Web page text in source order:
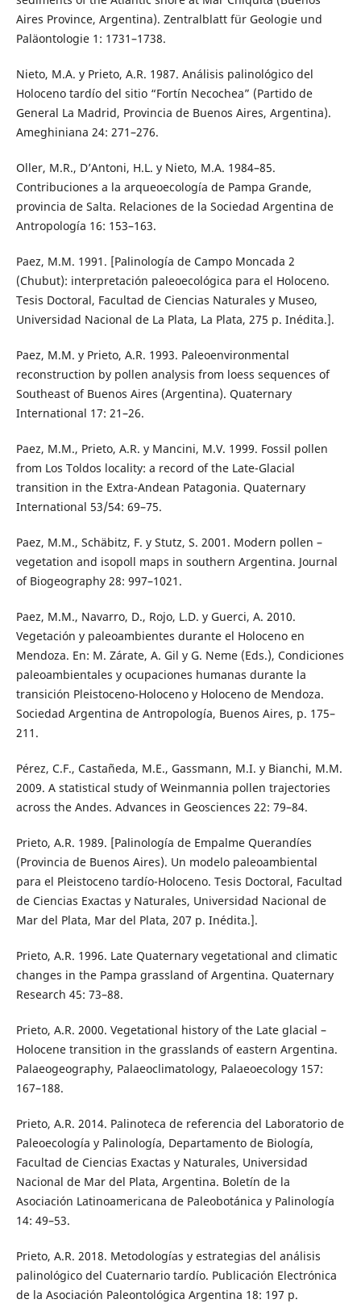
Aires Province, Argentina). Zentralblatt für Geologie und
Paläontologie 1: 1731–1738.
Nieto, M.A. y Prieto, A.R. 1987. Análisis palinológico del
Holoceno tardío del sitio “Fortín Necochea” (Partido de
General La Madrid, Provincia de Buenos Aires, Argentina).
Ameghiniana 24: 271–276.
Oller, M.R., D’Antoni, H.L. y Nieto, M.A. 1984–85.
Contribuciones a la arqueoecología de Pampa Grande,
provincia de Salta. Relaciones de la Sociedad Argentina de
Antropología 16: 153–163.
Paez, M.M. 1991. [Palinología de Campo Moncada 2
(Chubut): interpretación paleoecológica para el Holoceno.
Tesis Doctoral, Facultad de Ciencias Naturales y Museo,
Universidad Nacional de La Plata, La Plata, 275 p. Inédita.].
Paez, M.M. y Prieto, A.R. 1993. Paleoenvironmental
reconstruction by pollen analysis from loess sequences of
Southeast of Buenos Aires (Argentina). Quaternary
International 17: 21–26.
Paez, M.M., Prieto, A.R. y Mancini, M.V. 1999. Fossil pollen
from Los Toldos locality: a record of the Late-Glacial
transition in the Extra-Andean Patagonia. Quaternary
International 53/54: 69–75.
Paez, M.M., Schäbitz, F. y Stutz, S. 2001. Modern pollen –
vegetation and isopoll maps in southern Argentina. Journal
of Biogeography 28: 997–1021.
Paez, M.M., Navarro, D., Rojo, L.D. y Guerci, A. 2010.
Vegetación y paleoambientes durante el Holoceno en
Mendoza. En: M. Zárate, A. Gil y G. Neme (Eds.), Condiciones
paleoambientales y ocupaciones humanas durante la
transición Pleistoceno-Holoceno y Holoceno de Mendoza.
Sociedad Argentina de Antropología, Buenos Aires, p. 175–
211.
Pérez, C.F., Castañeda, M.E., Gassmann, M.I. y Bianchi, M.M.
2009. A statistical study of Weinmannia pollen trajectories
across the Andes. Advances in Geosciences 22: 79–84.
Prieto, A.R. 1989. [Palinología de Empalme Querandíes
(Provincia de Buenos Aires). Un modelo paleoambiental
para el Pleistoceno tardío-Holoceno. Tesis Doctoral, Facultad
de Ciencias Exactas y Naturales, Universidad Nacional de
Mar del Plata, Mar del Plata, 207 p. Inédita.].
Prieto, A.R. 1996. Late Quaternary vegetational and climatic
changes in the Pampa grassland of Argentina. Quaternary
Research 45: 73–88.
Prieto, A.R. 2000. Vegetational history of the Late glacial –
Holocene transition in the grasslands of eastern Argentina.
Palaeogeography, Palaeoclimatology, Palaeoecology 157:
167–188.
Prieto, A.R. 2014. Palinoteca de referencia del Laboratorio de
Paleoecología y Palinología, Departamento de Biología,
Facultad de Ciencias Exactas y Naturales, Universidad
Nacional de Mar del Plata, Argentina. Boletín de la
Asociación Latinoamericana de Paleobotánica y Palinología
14: 49–53.
Prieto, A.R. 2018. Metodologías y estrategias del análisis
palinológico del Cuaternario tardío. Publicación Electrónica
de la Asociación Paleontológica Argentina 18: 197 p.